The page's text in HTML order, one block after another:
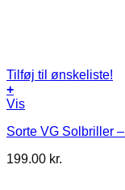
Tilføj til ønskeliste!
+
Vis
Sorte VG Solbriller
199.00 kr.